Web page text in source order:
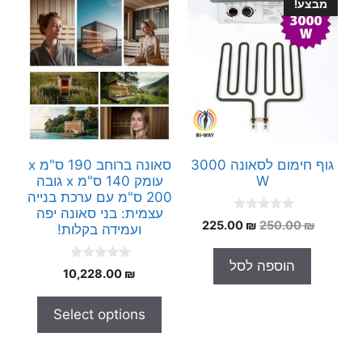
מבצע!
גוף חימום לסאונה 3000
W
0
o
o
5
250.00₪
המחיר
היה:
250.00 ₪.
225.00 ₪
המחיר
הוספה לסל
סאונה ברוחב 190 ס"מ x
עומק 140 ס"מ x גובה
200 ס"מ עם ערכת בנייה
עצמית: בני סאונה יפה
ועמידה בקלות!
o
o
5
10,228.00 ₪
Select options